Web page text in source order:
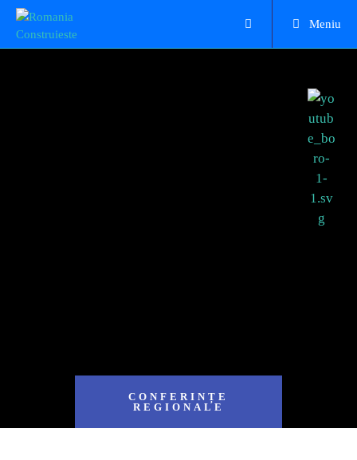
Meniu
CONFERINȚE
REGIONALE